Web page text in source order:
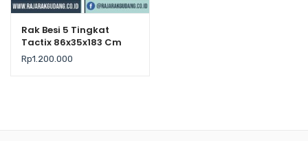
Rak Besi 5 Tingkat
Tactix 86x35x183 Cm
Rp1.200.000